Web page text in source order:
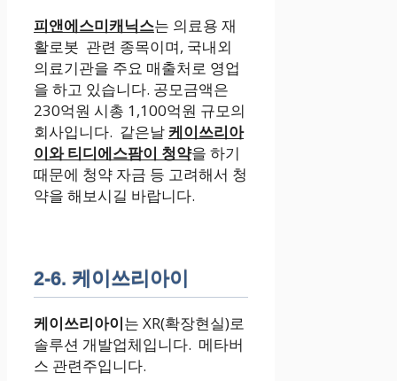
피앤에스미캐닉스는 의료용 재
활로봇 관련 종목이며, 국내외
의료기관을 주요 매출처로 영업
을 하고 있습니다. 공모금액은
230억원 시총 1,100억원 규모의
회사입니다. 같은날케이쓰리아
이와 티디에스팜이 청약을 하기
때문에 청약 자금 등 고려해서 청
약을 해보시길 바랍니다.
2-6. 케이쓰리아이
케이쓰리아이는 XR(확장현실)로
솔루션 개발업체입니다. 메타버
스 관련주입니다.